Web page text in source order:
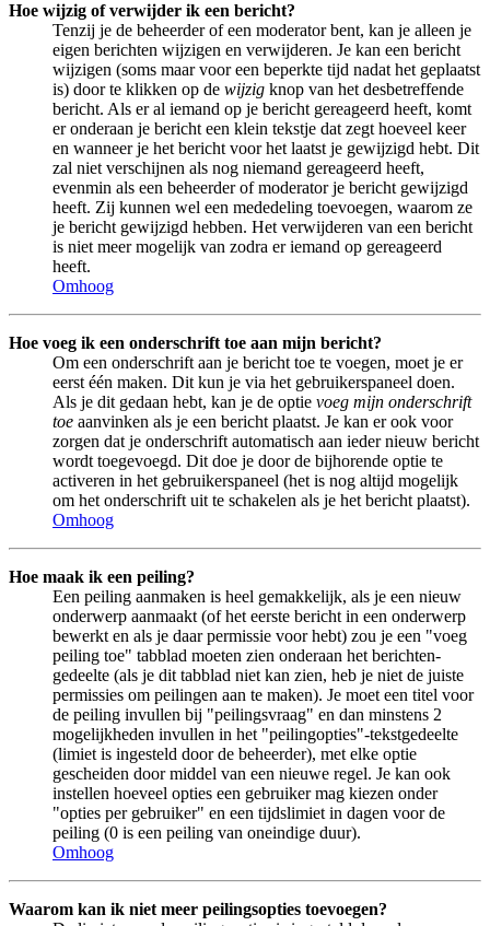
Hoe wijzig of verwijder ik een bericht?
Tenzij je de beheerder of een moderator bent, kan je alleen je
eigen berichten wijzigen en verwijderen. Je kan een bericht
wijzigen (soms maar voor een beperkte tijd nadat het geplaatst
is) door te klikken op de wijzig knop van het desbetreffende
bericht. Als er al iemand op je bericht gereageerd heeft, komt
er onderaan je bericht een klein tekstje dat zegt hoeveel keer
en wanneer je het bericht voor het laatst je gewijzigd hebt. Dit
zal niet verschijnen als nog niemand gereageerd heeft,
evenmin als een beheerder of moderator je bericht gewijzigd
heeft. Zij kunnen wel een mededeling toevoegen, waarom ze
je bericht gewijzigd hebben. Het verwijderen van een bericht
is niet meer mogelijk van zodra er iemand op gereageerd
heeft.
Omhoog
Hoe voeg ik een onderschrift toe aan mijn bericht?
Om een onderschrift aan je bericht toe te voegen, moet je er
eerst één maken. Dit kun je via het gebruikerspaneel doen.
Als je dit gedaan hebt, kan je de optie voeg mijn onderschrift
toe aanvinken als je een bericht plaatst. Je kan er ook voor
zorgen dat je onderschrift automatisch aan ieder nieuw bericht
wordt toegevoegd. Dit doe je door de bijhorende optie te
activeren in het gebruikerspaneel (het is nog altijd mogelijk
om het onderschrift uit te schakelen als je het bericht plaatst).
Omhoog
Hoe maak ik een peiling?
Een peiling aanmaken is heel gemakkelijk, als je een nieuw
onderwerp aanmaakt (of het eerste bericht in een onderwerp
bewerkt en als je daar permissie voor hebt) zou je een "voeg
peiling toe" tabblad moeten zien onderaan het berichten-
gedeelte (als je dit tabblad niet kan zien, heb je niet de juiste
permissies om peilingen aan te maken). Je moet een titel voor
de peiling invullen bij "peilingsvraag" en dan minstens 2
mogelijkheden invullen in het "peilingopties"-tekstgedeelte
(limiet is ingesteld door de beheerder), met elke optie
gescheiden door middel van een nieuwe regel. Je kan ook
instellen hoeveel opties een gebruiker mag kiezen onder
"opties per gebruiker" en een tijdslimiet in dagen voor de
peiling (0 is een peiling van oneindige duur).
Omhoog
Waarom kan ik niet meer peilingsopties toevoegen?